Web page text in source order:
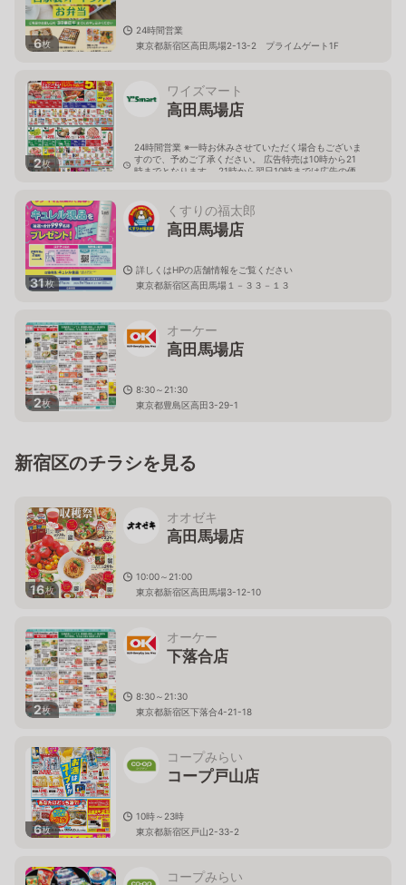
6枚
24時間営業
東京都新宿区高田馬場2-13-2 プライムゲート1F
2枚
ワイズマート
高田馬場店
24時間営業 ※一時お休みさせていただく場合もございま
すので、予めご了承ください。 広告特売は10時から21
時までとなります。 21時から翌日10時までは広告の価
31枚
くすりの福太郎
高田馬場店
詳しくはHPの店舗情報をご覧ください
東京都新宿区高田馬場１－３３－１３
2枚
オーケー
高田馬場店
8:30～21:30
東京都豊島区高田3-29-1
新宿区のチラシを見る
16枚
オオゼキ
高田馬場店
10:00～21:00
東京都新宿区高田馬場3-12-10
2枚
オーケー
下落合店
8:30～21:30
東京都新宿区下落合4-21-18
6枚
コープみらい
コープ戸山店
10時～23時
東京都新宿区戸山2-33-2
コープみらい